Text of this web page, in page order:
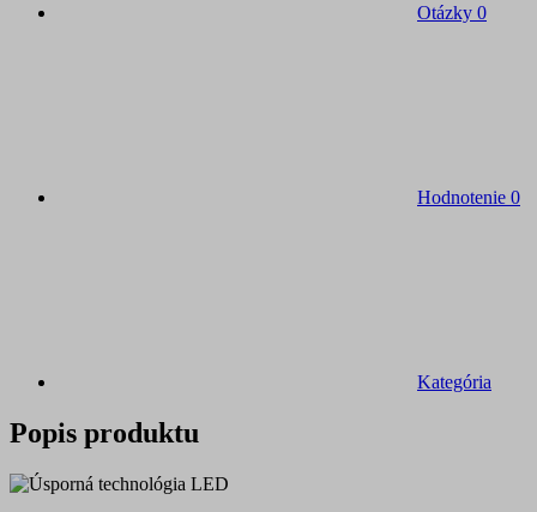
Otázky 0
Hodnotenie 0
Kategória
Popis produktu